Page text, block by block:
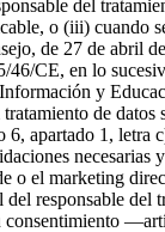
del
o (iii) cuando
de 27 de abril
46/CE, en lo
y
de datos
6, apartado 1, letra
necesarias
o el marketing
del responsable
consentimiento